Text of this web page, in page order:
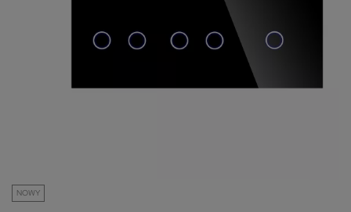
NOWY